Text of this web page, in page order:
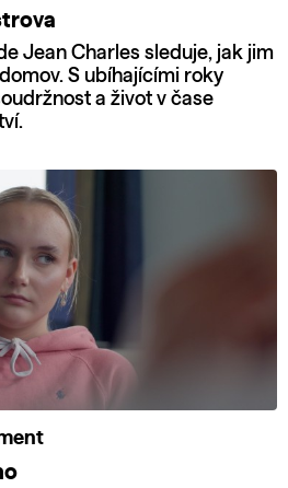
Jean Charles sleduje, jak jim
S ubíhajícími roky
a život v čase